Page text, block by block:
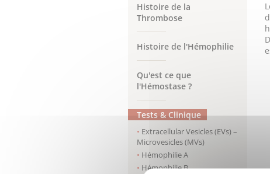
Histoire de la
Thrombose
Histoire de l'Hémophilie
Qu'est ce que
l'Hémostase ?
Tests & Clinique
Extracellular Vesicles (EVs) –
Microvesicles (MVs)
Hémophilie A
Hémophilie B